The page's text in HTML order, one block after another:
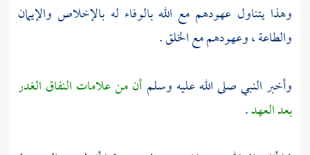
وهذا يتناول عهودهم مع الله بالوفاء له بالإخلاص والإيمان
والطاعة ، وعهودهم مع الخلق .
وأخبر النبي صلى الله عليه وسلم أن من علامات النفاق الغدر
بعد العهد.